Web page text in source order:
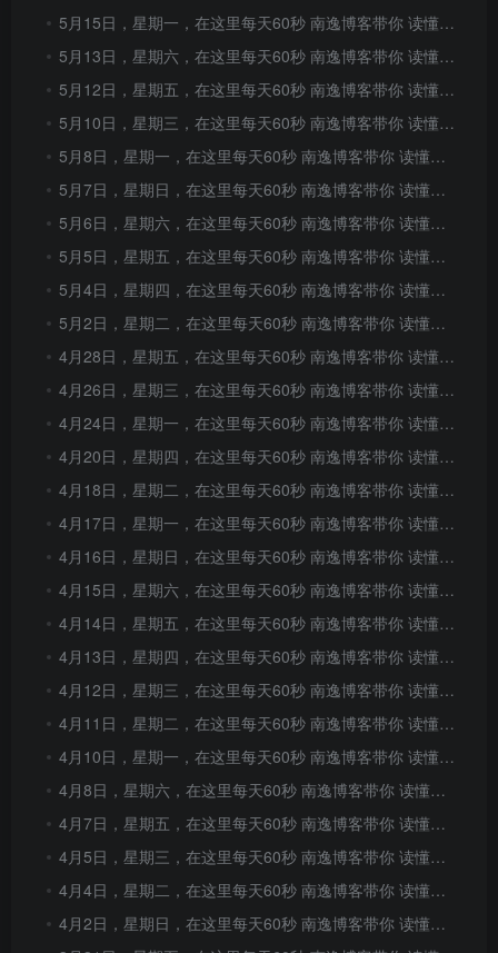
5月15日，星期一，在这里每天60秒 南逸博客带你 读懂世界！
5月13日，星期六，在这里每天60秒 南逸博客带你 读懂世界！
5月12日，星期五，在这里每天60秒 南逸博客带你 读懂世界！
5月10日，星期三，在这里每天60秒 南逸博客带你 读懂世界！
5月8日，星期一，在这里每天60秒 南逸博客带你 读懂世界！
5月7日，星期日，在这里每天60秒 南逸博客带你 读懂世界！
5月6日，星期六，在这里每天60秒 南逸博客带你 读懂世界！
5月5日，星期五，在这里每天60秒 南逸博客带你 读懂世界！
5月4日，星期四，在这里每天60秒 南逸博客带你 读懂世界！
5月2日，星期二，在这里每天60秒 南逸博客带你 读懂世界！
4月28日，星期五，在这里每天60秒 南逸博客带你 读懂世界！
4月26日，星期三，在这里每天60秒 南逸博客带你 读懂世界！
4月24日，星期一，在这里每天60秒 南逸博客带你 读懂世界！
4月20日，星期四，在这里每天60秒 南逸博客带你 读懂世界！
4月18日，星期二，在这里每天60秒 南逸博客带你 读懂世界！
4月17日，星期一，在这里每天60秒 南逸博客带你 读懂世界！
4月16日，星期日，在这里每天60秒 南逸博客带你 读懂世界！
4月15日，星期六，在这里每天60秒 南逸博客带你 读懂世界！
4月14日，星期五，在这里每天60秒 南逸博客带你 读懂世界！
4月13日，星期四，在这里每天60秒 南逸博客带你 读懂世界！
4月12日，星期三，在这里每天60秒 南逸博客带你 读懂世界！
4月11日，星期二，在这里每天60秒 南逸博客带你 读懂世界！
4月10日，星期一，在这里每天60秒 南逸博客带你 读懂世界！
4月8日，星期六，在这里每天60秒 南逸博客带你 读懂世界！
4月7日，星期五，在这里每天60秒 南逸博客带你 读懂世界！
4月5日，星期三，在这里每天60秒 南逸博客带你 读懂世界！
4月4日，星期二，在这里每天60秒 南逸博客带你 读懂世界！
4月2日，星期日，在这里每天60秒 南逸博客带你 读懂世界！